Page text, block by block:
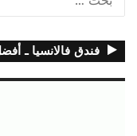
فندق فالانسيا ـ